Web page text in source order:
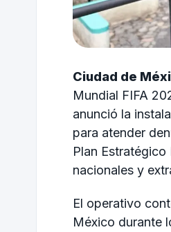
Ciudad de
Mundial FIFA
anunció la
para atender
Plan
nacionales y
El operativo
México durante